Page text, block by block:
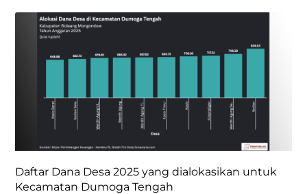
Daftar Dana Desa 2025 yang dialokasikan untuk
Kecamatan Dumoga Tengah